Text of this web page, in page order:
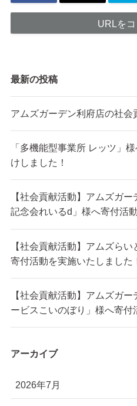
URLを
最新の投稿
アムズガーデン利府店の社会
「多機能型事業所 レッツ」
けしました！
【社会貢献活動】アムズガ
記念会れいるd」様へ寄付活
【社会貢献活動】アムズら
寄付活動を実施いたしました
【社会貢献活動】アムズガ
ービスこいのぼり」様へ寄付
アーカイブ
2026年7月